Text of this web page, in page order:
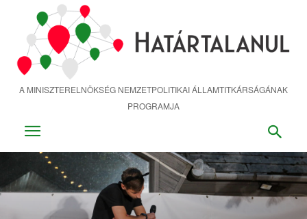
tartalomra
A MINISZTERELNÖKSÉG NEMZETPOLITIKAI ÁLLAMTITKÁRSÁGÁNAK
PROGRAMJA